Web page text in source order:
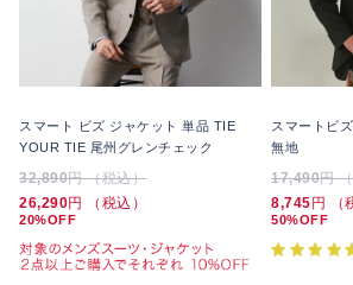
スマート ビズ ジャケット 単品 TIE
YOUR TIE 尾州グレンチェック
32,890円 （税込）
26,290円 （税込）
20%OFF
スマートビ
無地
17,490円
8,745円 （
50%OFF